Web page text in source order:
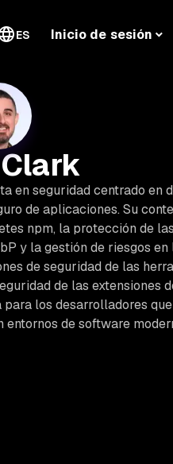
ES Inicio de sesión
en seguridad centrado en
de aplicaciones. Su
npm, la protección de
y la gestión de riesgos en
de seguridad de las
de las extensiones
los desarrolladores
de software